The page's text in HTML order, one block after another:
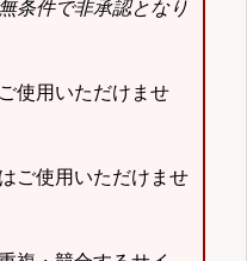
条件で非承認となり
使用いただけませ
ご使用いただけませ